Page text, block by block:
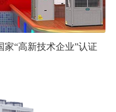
“高新技术企业”认证